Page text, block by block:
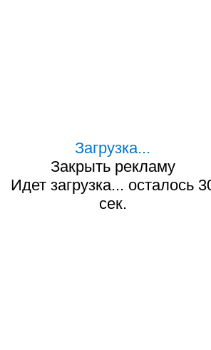
Загрузка...
Закрыть рекламу
Идет загрузка... осталось
сек.